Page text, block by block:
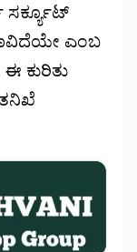
ಸರ್ಕ್ಯೂಟ್
ಎಂಬ
ಕುರಿತು